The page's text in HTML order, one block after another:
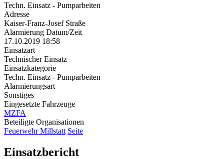
Techn. Einsatz - Pumparbeiten
Adresse
Kaiser-Franz-Josef Straße
Alarmierung Datum/Zeit
17.10.2019 18:58
Einsatzart
Technischer Einsatz
Einsatzkategorie
Techn. Einsatz - Pumparbeiten
Alarmierungsart
Sonstiges
Eingesetzte Fahrzeuge
MZFA
Beteiligte Organisationen
Feuerwehr Millstatt Seite
Einsatzbericht